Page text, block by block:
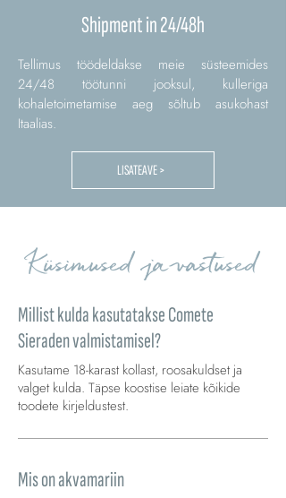
Shipment in 24/48h
Tellimus töödeldakse meie süsteemides
24/48 töötunni jooksul, kulleriga
kohaletoimetamise aeg sõltub asukohast
Itaalias.
LISATEAVE >
Küsimused ja vastused
Millist kulda kasutatakse Comete
Sieraden valmistamisel?
Kasutame 18-karast kollast, roosakuldset ja
valget kulda. Täpse koostise leiate kõikide
toodete kirjeldustest.
Mis on akvamariin